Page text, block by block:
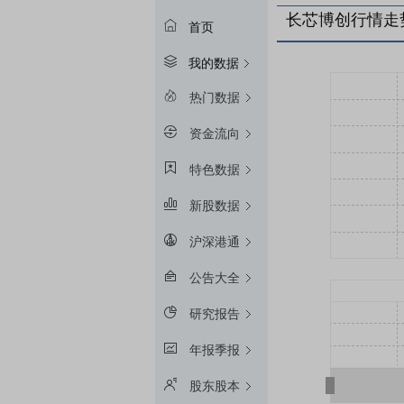
首页
我的数据
热门数据
资金流向
特色数据
新股数据
沪深港通
公告大全
研究报告
年报季报
股东股本
长芯博创行情走